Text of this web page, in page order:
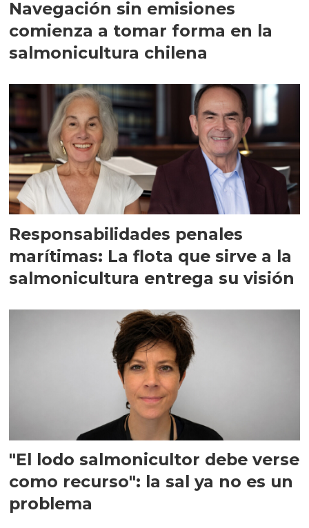
Navegación sin emisiones
comienza a tomar forma en la
salmonicultura chilena
Responsabilidades penales
marítimas: La flota que sirve a la
salmonicultura entrega su visión
"El lodo salmonicultor debe verse
como recurso": la sal ya no es un
problema